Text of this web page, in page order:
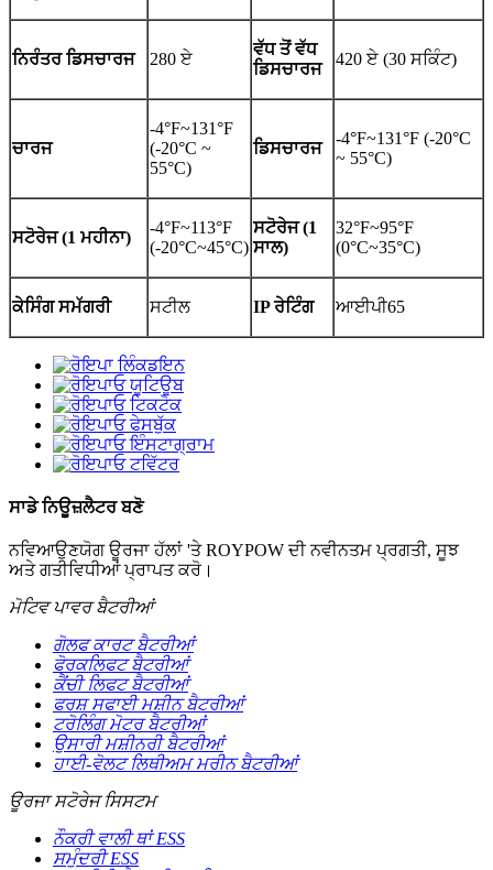
ਨਿਰੰਤਰ ਡਿਸਚਾਰਜ 280 ਏ
ਵੱਧ ਤੋਂ ਵੱਧ
ਡਿਸਚਾਰਜ
420 ਏ (30 ਸਕਿੰਟ)
ਚਾਰਜ
-4°F~131°F
(-20°C ~
55°C)
ਡਿਸਚਾਰਜ
-4°F~131°F (-20°C
~ 55°C)
ਸਟੋਰੇਜ (1 ਮਹੀਨਾ)
-4°F~113°F
(-20°C~45°C)
ਸਟੋਰੇਜ (1
ਸਾਲ)
32°F~95°F
(0°C~35°C)
ਕੇਸਿੰਗ ਸਮੱਗਰੀ ਸਟੀਲ IP ਰੇਟਿੰਗ ਆਈਪੀ65
ਸਾਡੇ ਨਿਊਜ਼ਲੈਟਰ ਬਣੋ
ਨਵਿਆਉਣਯੋਗ ਊਰਜਾ ਹੱਲਾਂ 'ਤੇ ROYPOW ਦੀ ਨਵੀਨਤਮ ਪ੍ਰਗਤੀ, ਸੂਝ
ਅਤੇ ਗਤੀਵਿਧੀਆਂ ਪ੍ਰਾਪਤ ਕਰੋ।
ਮੋਟਿਵ ਪਾਵਰ ਬੈਟਰੀਆਂ
ਗੋਲਫ ਕਾਰਟ ਬੈਟਰੀਆਂ
ਫੋਰਕਲਿਫਟ ਬੈਟਰੀਆਂ
ਕੈਂਚੀ ਲਿਫਟ ਬੈਟਰੀਆਂ
ਫਰਸ਼ ਸਫਾਈ ਮਸ਼ੀਨ ਬੈਟਰੀਆਂ
ਟਰੋਲਿੰਗ ਮੋਟਰ ਬੈਟਰੀਆਂ
ਉਸਾਰੀ ਮਸ਼ੀਨਰੀ ਬੈਟਰੀਆਂ
ਹਾਈ-ਵੋਲਟ ਲਿਥੀਅਮ ਮਰੀਨ ਬੈਟਰੀਆਂ
ਊਰਜਾ ਸਟੋਰੇਜ ਸਿਸਟਮ
ਨੌਕਰੀ ਵਾਲੀ ਥਾਂ ESS
ਸਮੁੰਦਰੀ ESS